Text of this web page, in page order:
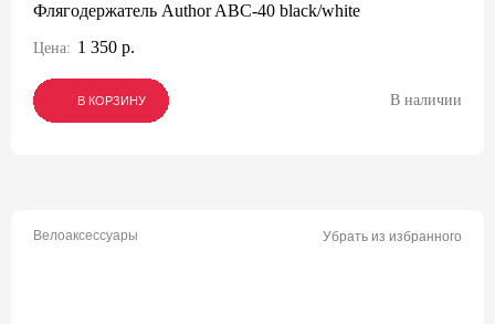
Флягодержатель Author ABC-40 black/white
Цена: 1 350 р.
В КОРЗИНУ
В КОРЗИНУ
В КОРЗИНУ В наличии
Велоаксессуары Убрать из избранного